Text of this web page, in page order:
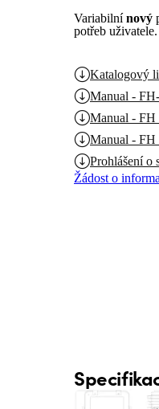
Variabilnínový
potřeb
Katalogový
Manual -
Manual -
Manual -
Prohlášení o
Žádost o